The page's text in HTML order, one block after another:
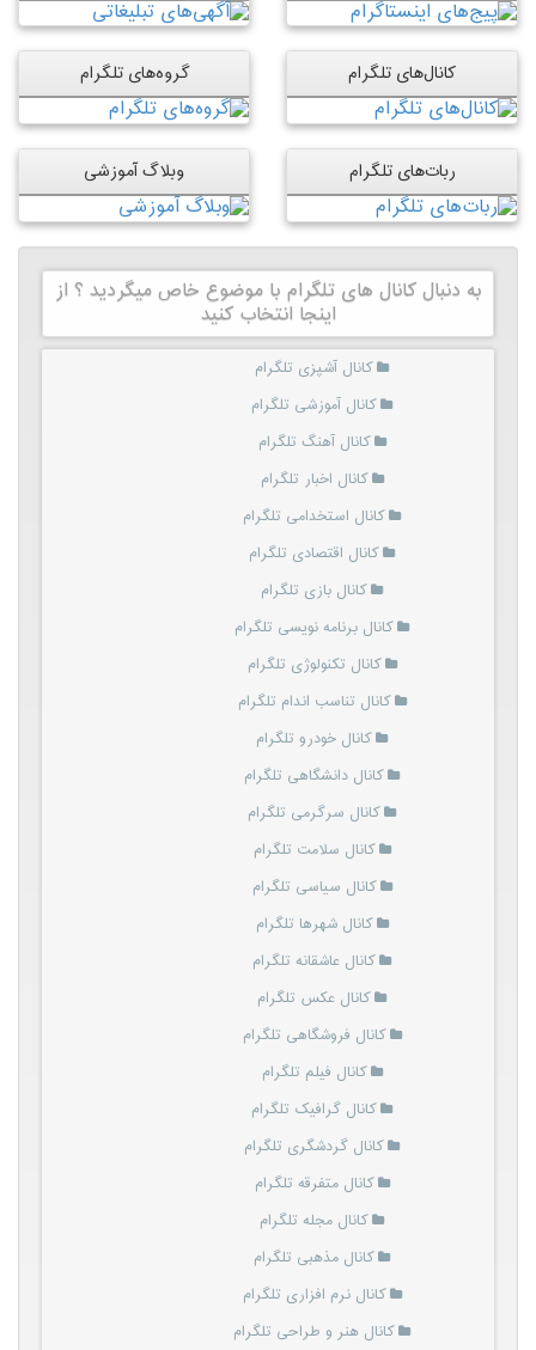
کانال‌های تلگرام گروه‌های تلگرام
ربات‌های تلگرام وبلاگ آموزشی
به دنبال کانال های تلگرام با موضوع خاص میگردید ؟ از
اینجا انتخاب کنید
کانال آشپزی تلگرام
کانال آموزشی تلگرام
کانال آهنگ تلگرام
کانال اخبار تلگرام
کانال استخدامی تلگرام
کانال اقتصادی تلگرام
کانال بازی تلگرام
کانال برنامه نویسی تلگرام
کانال تکنولوژی تلگرام
کانال تناسب اندام تلگرام
کانال خودرو تلگرام
کانال دانشگاهی تلگرام
کانال سرگرمی تلگرام
کانال سلامت تلگرام
کانال سیاسی تلگرام
کانال شهرها تلگرام
کانال عاشقانه تلگرام
کانال عکس تلگرام
کانال فروشگاهی تلگرام
کانال فیلم تلگرام
کانال گرافیک تلگرام
کانال گردشگری تلگرام
کانال متفرقه تلگرام
کانال مجله تلگرام
کانال مذهبی تلگرام
کانال نرم افزاری تلگرام
کانال هنر و طراحی تلگرام